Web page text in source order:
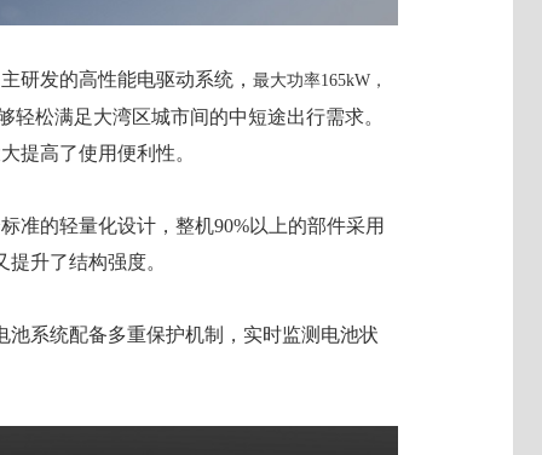
研发的高性能电驱动系统， 最大功率165kW，
轻松满足大湾区城市间的中短途出行需求。
提高了使用便利性。
准的轻量化设计，整机90%以上的部件采用
升了结构强度。
系统配备多重保护机制，实时监测电池状